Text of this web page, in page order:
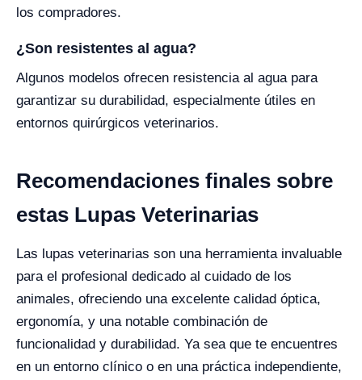
los compradores.
¿Son resistentes al agua?
Algunos modelos ofrecen resistencia al agua para
garantizar su durabilidad, especialmente útiles en
entornos quirúrgicos veterinarios.
Recomendaciones finales sobre
estas Lupas Veterinarias
Las lupas veterinarias son una herramienta invaluable
para el profesional dedicado al cuidado de los
animales, ofreciendo una excelente calidad óptica,
ergonomía, y una notable combinación de
funcionalidad y durabilidad. Ya sea que te encuentres
en un entorno clínico o en una práctica independiente,